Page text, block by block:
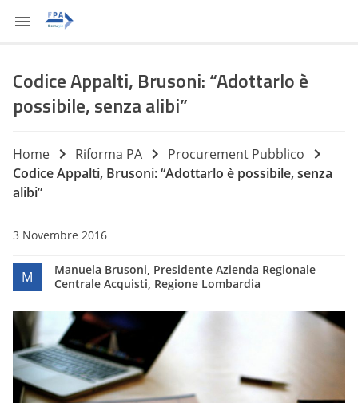
Codice Appalti, Brusoni: “Adottarlo è
possibile, senza alibi”
Home Riforma PA
Procurement Pubblico
Codice Appalti, Brusoni: “Adottarlo è possibile, senza
alibi”
3 Novembre 2016
M
Manuela Brusoni, Presidente Azienda Regionale
Centrale Acquisti, Regione Lombardia